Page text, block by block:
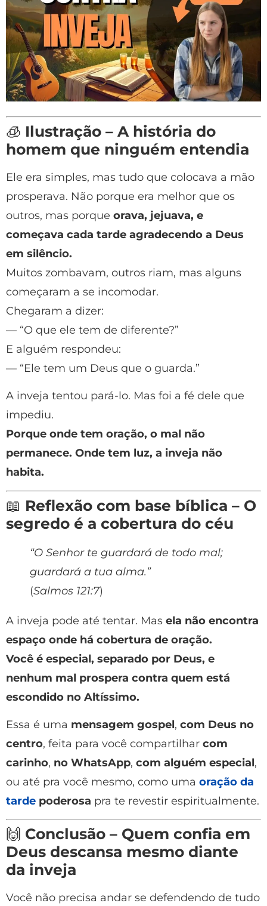
🧊 Ilustração – A história do
homem que ninguém entendia
Ele era simples, mas tudo que colocava a mão
prosperava. Não porque era melhor que os
outros, mas porque orava, jejuava, e
começava cada tarde agradecendo a Deus
em silêncio.
Muitos zombavam, outros riam, mas alguns
começaram a se incomodar.
Chegaram a dizer:
— “O que ele tem de diferente?”
E alguém respondeu:
— “Ele tem um Deus que o guarda.”
A inveja tentou pará-lo. Mas foi a fé dele que
impediu.
Porque onde tem oração, o mal não
permanece. Onde tem luz, a inveja não
habita.
📖 Reflexão com base bíblica – O
segredo é a cobertura do céu
“O Senhor te guardará de todo mal;
guardará a tua alma.”
(Salmos 121:7)
A inveja pode até tentar. Mas ela não encontra
espaço onde há cobertura de oração.
Você é especial, separado por Deus, e
nenhum mal prospera contra quem está
escondido no Altíssimo.
Essa é uma mensagem gospel, com Deus no
centro, feita para você compartilhar com
carinho, no WhatsApp, com alguém especial,
ou até pra você mesmo, como uma oração da
tarde poderosa pra te revestir espiritualmente.
🙌 Conclusão – Quem confia em
Deus descansa mesmo diante
da inveja
Você não precisa andar se defendendo de tudo